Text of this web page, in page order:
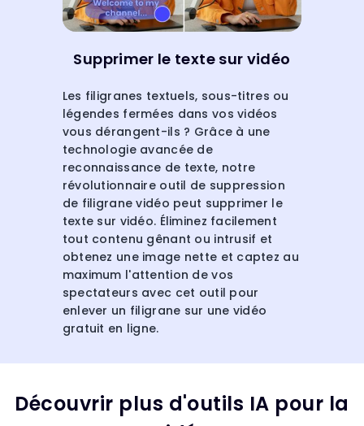
Supprimer le texte sur vidéo
Les filigranes textuels, sous-titres ou
légendes fermées dans vos vidéos
vous dérangent-ils ? Grâce à une
technologie avancée de
reconnaissance de texte, notre
révolutionnaire outil de suppression
de filigrane vidéo peut supprimer le
texte sur vidéo. Éliminez facilement
tout contenu gênant ou intrusif et
obtenez une image nette et captez au
maximum l'attention de vos
spectateurs avec cet outil pour
enlever un filigrane sur une vidéo
gratuit en ligne.
Découvrir plus d'outils IA pour la